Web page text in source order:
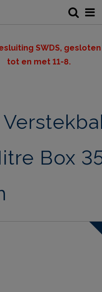
SWDS,
tot en met 11-8.
Box